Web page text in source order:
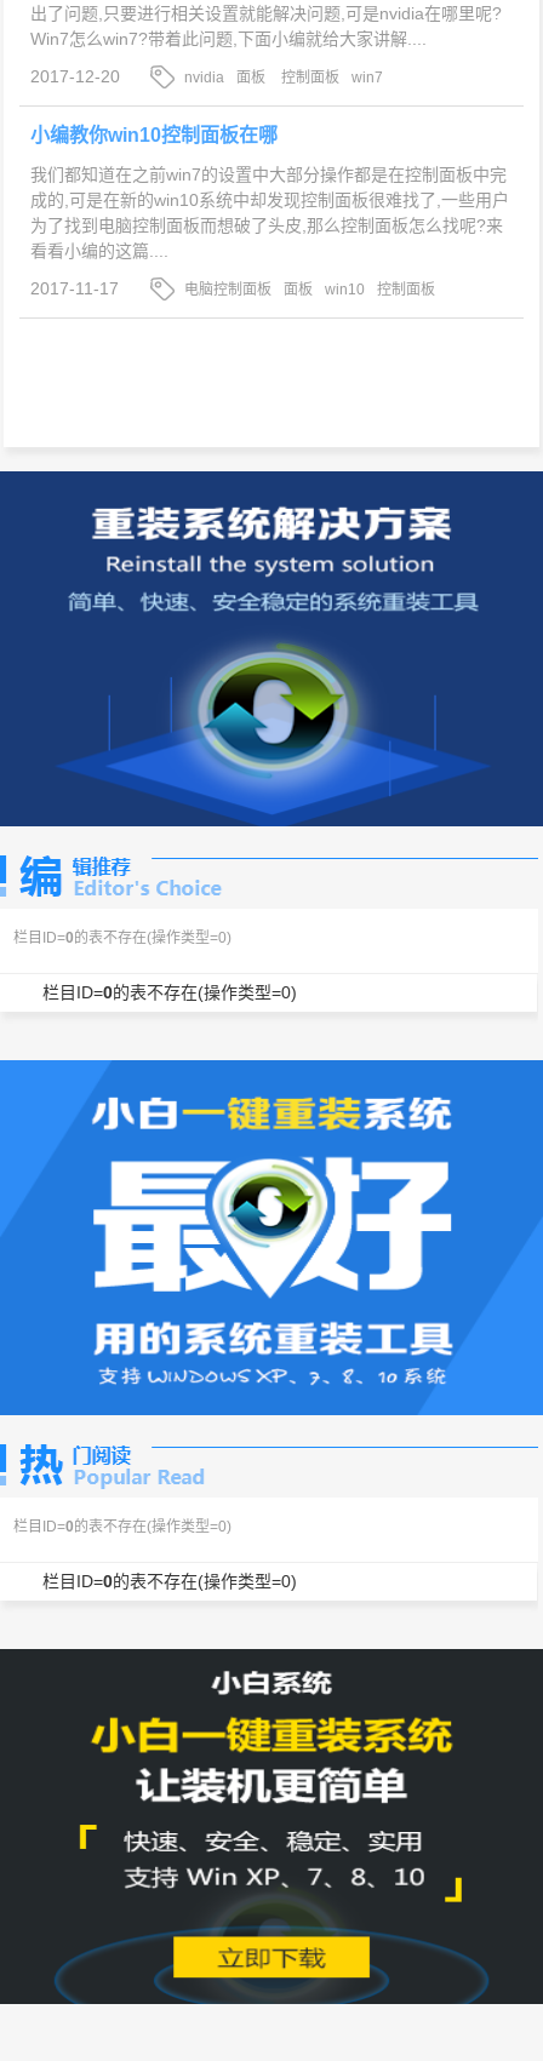
出了问题,只要进行相关设置就能解决问题,可是nvidia在哪里呢?
Win7怎么win7?带着此问题,下面小编就给大家讲解....
2017-12-20
nvidia 面板 控制面板 win7
小编教你win10控制面板在哪
我们都知道在之前win7的设置中大部分操作都是在控制面板中完
成的,可是在新的win10系统中却发现控制面板很难找了,一些用户
为了找到电脑控制面板而想破了头皮,那么控制面板怎么找呢?来
看看小编的这篇....
2017-11-17
电脑控制面板 面板 win10 控制面板
栏目ID=0的表不存在(操作类型=0)
栏目ID=0的表不存在(操作类型=0)
栏目ID=0的表不存在(操作类型=0)
栏目ID=0的表不存在(操作类型=0)